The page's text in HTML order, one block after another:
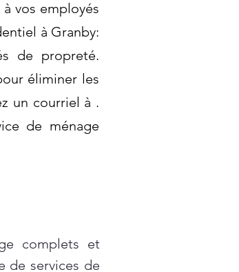
vos employés
à Granby:
de propreté.
éliminer les
un courriel à .
de ménage
complets et
de services de